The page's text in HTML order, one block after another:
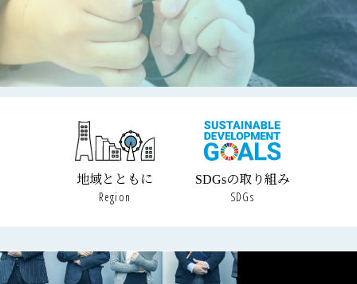
地域とともに
Region
SDGsの取り組み
SDGs